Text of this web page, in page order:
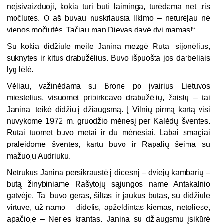
neįsivaizduoji, kokia turi būti laiminga, turėdama net tris
močiutes. O aš buvau nuskriausta likimo – neturėjau nė
vienos močiutės. Tačiau man Dievas davė dvi mamas!“
Su kokia didžiule meile Janina mezgė Rūtai sijonėlius,
suknytes ir kitus drabužėlius. Buvo išpuošta jos darbeliais
lyg lėlė.
Vėliau, važinėdama su Brone po įvairius Lietuvos
miestelius, visuomet pripirkdavo drabužėlių, žaislų – tai
Janinai teikė didžiulį džiaugsmą. Į Vilnių pirmą kartą visi
nuvykome 1972 m. gruodžio mėnesį per Kalėdų šventes.
Rūtai tuomet buvo metai ir du mėnesiai. Labai smagiai
praleidome šventes, kartu buvo ir Rapalių šeima su
mažuoju Audriuku.
Netrukus Janina persikraustė į didesnį – dviejų kambarių –
butą žinybiniame Rašytojų sąjungos name Antakalnio
gatvėje. Tai buvo geras, šiltas ir jaukus butas, su didžiule
virtuve, už namo – didelis, apželdintas kiemas, netoliese,
apačioje – Neries krantas. Janina su džiaugsmu įsikūrė